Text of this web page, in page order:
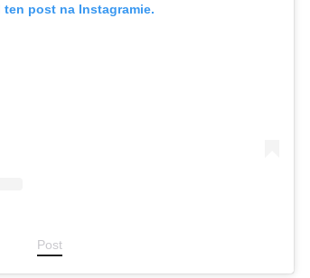
ten post na Instagramie.
Post